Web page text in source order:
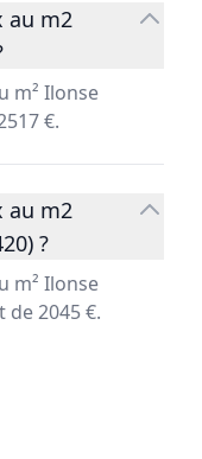
au m2
m² Ilonse
€.
au m2
?
m² Ilonse
2045 €.